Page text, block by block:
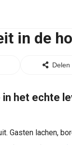
in de
Delen
het echte
Gasten lachen,